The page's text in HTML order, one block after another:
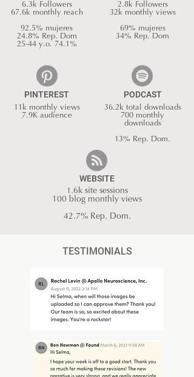
6.3k Followers
67.6k monthly reach
92.5% mujeres
24.8% Rep. Dom
25-44 y.o. 74.1%
PINTEREST
11k monthly views
7.9K audience
2.8k Followers
32k monthly views
69% mujeres
34% Rep. Dom
PODCAST
36.2k total downloads
700 monthly
downloads
13% Rep. Dom.
WEBSITE
1 .6k site sessions
100 blog monthly views
42.7% Rep. Dom.
TESTIMONIALS